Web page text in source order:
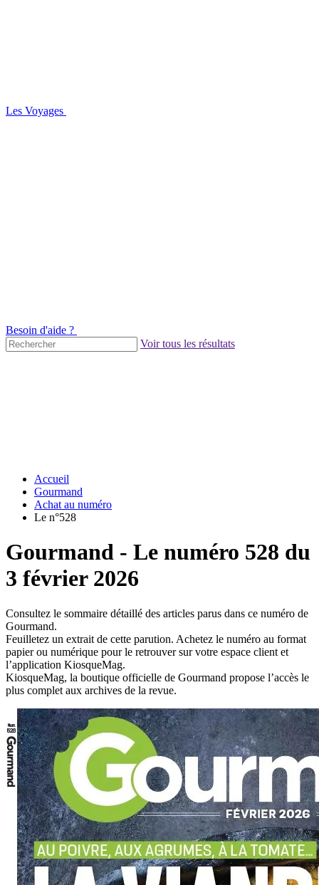
Les Voyages
Besoin d'aide ?
Voir tous les résultats
Accueil
Gourmand
Achat au numéro
Le n°528
Gourmand - Le numéro 528 du
3 février 2026
Consultez le sommaire détaillé des articles parus dans ce numéro de
Gourmand.
Feuilletez un extrait de cette parution. Achetez le numéro au format
papier ou numérique pour le retrouver sur votre espace client et
l’application KiosqueMag.
KiosqueMag, la boutique officielle de Gourmand propose l’accès le
plus complet aux archives de la revue.